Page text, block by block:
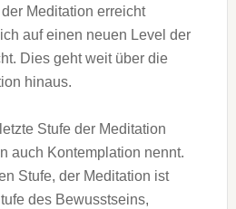
Meditation erreicht
auf einen neuen Level der
Dies geht weit über die
hinaus.
Stufe der Meditation
auch Kontemplation nennt.
Stufe, der Meditation ist
des Bewusstseins,